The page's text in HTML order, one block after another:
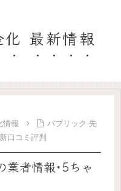
最新情報
情報
パブリック 先
口コミ評判
業者情報･5ちゃ